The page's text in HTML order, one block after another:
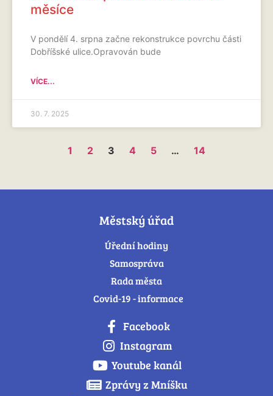
měsíce
V pondělí 4. srpna začne rekonstrukce povrchu části
Dobříšské ulice.Opravován bude
VÍCE...
30. 7. 2025
1 2 3 4 5 … 14
Městský úřad
Úřední hodiny
Samospráva
Rada města
Covid-19 - informace
Facebook
Instagram
Youtube kanál
Zprávy z Mníšku